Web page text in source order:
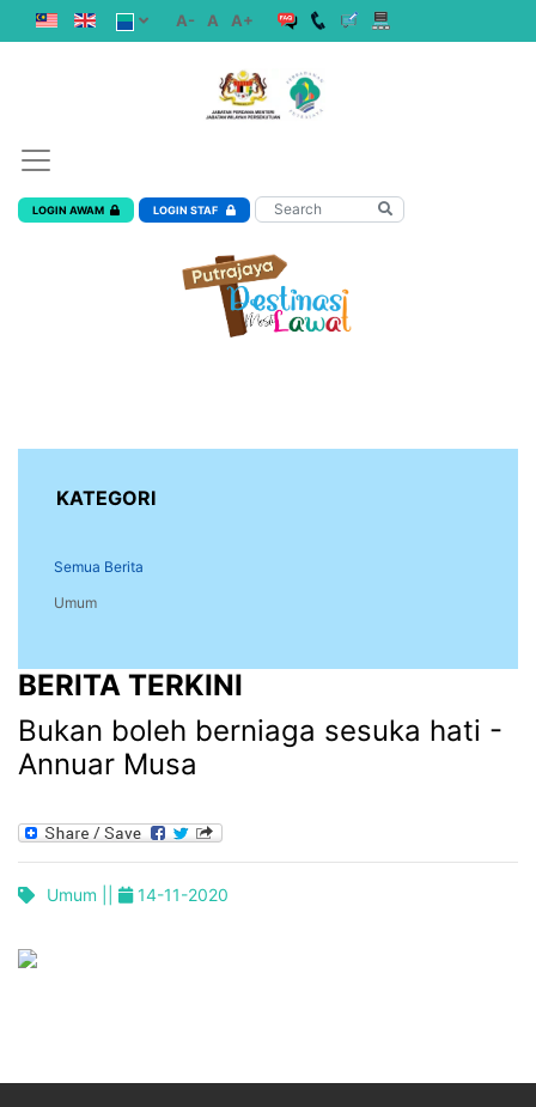
A- A A+
LOGIN AWAM LOGIN STAF
KATEGORI
Semua Berita
Umum
BERITA TERKINI
Bukan boleh berniaga sesuka hati -
Annuar Musa
Umum || 14-11-2020